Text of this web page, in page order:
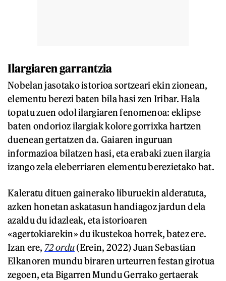
Ilargiaren garrantzia
Nobelan jasotako istorioa sortzeari ekin zionean,
elementu berezi baten bila hasi zen Iribar. Hala
topatu zuen odol ilargiaren fenomenoa: eklipse
baten ondorioz ilargiak kolore gorrixka hartzen
duenean gertatzen da. Gaiaren inguruan
informazioa bilatzen hasi, eta erabaki zuen ilargia
izango zela eleberriaren elementu berezietako bat.
Kaleratu dituen gainerako liburuekin alderatuta,
azken honetan askatasun handiagoz jardun dela
azaldu du idazleak, eta istorioaren
«agertokiarekin» du ikustekoa horrek, batez ere.
Izan ere, 72 ordu(Erein, 2022) Juan Sebastian
Elkanoren mundu biraren urteurren festan girotua
zegoen, eta Bigarren Mundu Gerrako gertaerak